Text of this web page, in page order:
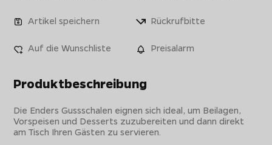
Artikel speichern Rückrufbitte
Auf die Wunschliste Preisalarm
Produktbeschreibung
Die Enders Gussschalen eignen sich ideal, um Beilagen,
Vorspeisen und Desserts zuzubereiten und dann direkt
am Tisch Ihren Gästen zu servieren.